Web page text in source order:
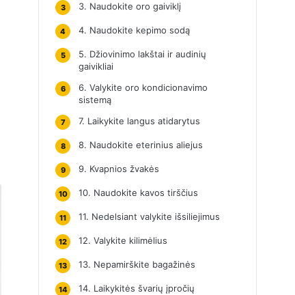
3 3. Naudokite oro gaiviklį
4 4. Naudokite kepimo sodą
5
5. Džiovinimo lakštai ir audinių
gaivikliai
6
6. Valykite oro kondicionavimo
sistemą
7 7. Laikykite langus atidarytus
8 8. Naudokite eterinius aliejus
9 9. Kvapnios žvakės
10 10. Naudokite kavos tirščius
11 11. Nedelsiant valykite išsiliejimus
12 12. Valykite kilimėlius
13 13. Nepamirškite bagažinės
14 14. Laikykitės švarių įpročių